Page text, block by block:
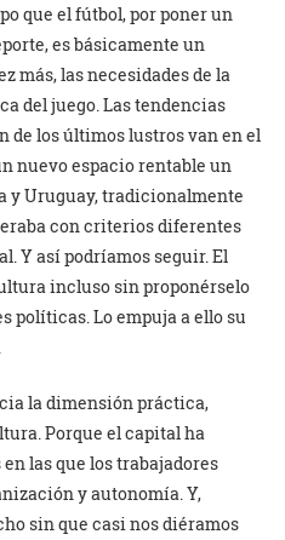
que el fútbol, por poner un
es básicamente un
más, las necesidades de la
del juego. Las tendencias
de los últimos lustros van en el
nuevo espacio rentable un
y Uruguay, tradicionalmente
con criterios diferentes
Y así podríamos seguir. El
incluso sin proponérselo
políticas. Lo empuja a ello su
la dimensión práctica,
Porque el capital ha
las que los trabajadores
y autonomía. Y,
sin que casi nos diéramos